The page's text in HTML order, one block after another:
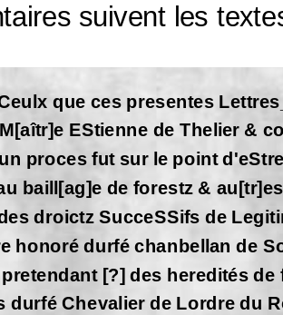
suivent les
que ces presentes
EStienne de Thelier &
proces fut sur le point
baill[ag]e de forestz &
droictz SucceSSifs de
honoré durfé chanbellan de
[?] des heredités de
durfé Chevalier de Lordre du